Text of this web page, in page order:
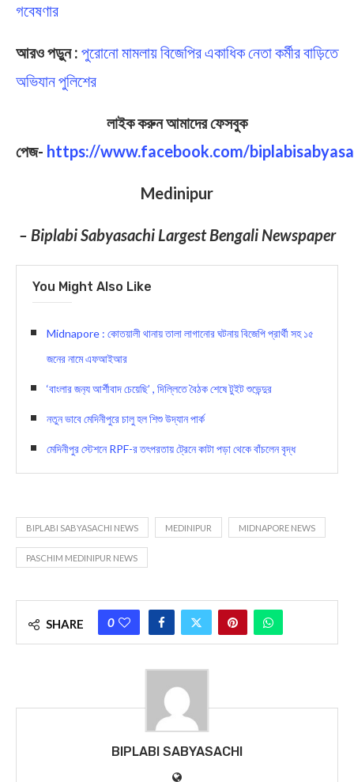
গবেষণার
আরও পড়ুন : পুরোনো মামলায় বিজেপির একাধিক নেতা কর্মীর বাড়িতে
অভিযান পুলিশের
লাইক করুন আমাদের ফেসবুক
পেজ- https://www.facebook.com/
Medinipur
– Biplabi Sabyasachi Largest Bengali Newspaper
You Might Also Like
Midnapore : কোতয়ালী থানায় তালা লাগানোর ঘটনায় বিজেপি প্রার্থী সহ ১৫
জনের নামে এফআইআর
‘বাংলার জন‍্য আর্শীবাদ চেয়েছি’ , দিল্লিতে বৈঠক শেষে টুইট শুভেন্দুর
নতুন ভাবে মেদিনীপুরে চালু হল শিশু উদ্যান পার্ক
মেদিনীপুর স্টেশনে RPF-র তৎপরতায় ট্রেনে কাটা পড়া থেকে বাঁচলেন বৃদ্ধ
BIPLABI SABYASACHI NEWS MEDINIPUR MIDNAPORE NEWS
PASCHIM MEDINIPUR NEWS
SHARE 0
BIPLABI SABYASACHI